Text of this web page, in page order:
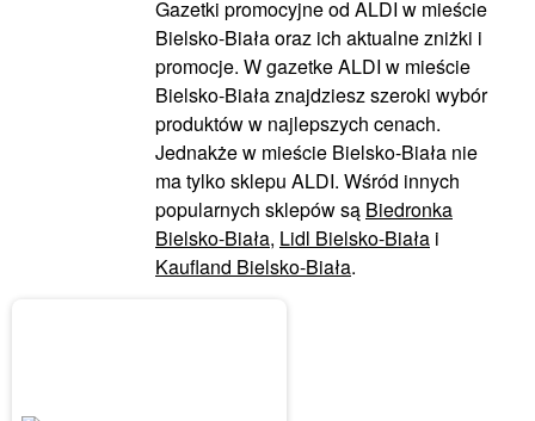
Gazetki promocyjne od ALDI w mieście
Bielsko-Biała oraz ich aktualne zniżki i
promocje. W gazetke ALDI w mieście
Bielsko-Biała znajdziesz szeroki wybór
produktów w najlepszych cenach.
Jednakże w mieście Bielsko-Biała nie
ma tylko sklepu ALDI. Wśród innych
popularnych sklepów są Biedronka
Bielsko-Biała, Lidl Bielsko-Biała i
Kaufland Bielsko-Biała.